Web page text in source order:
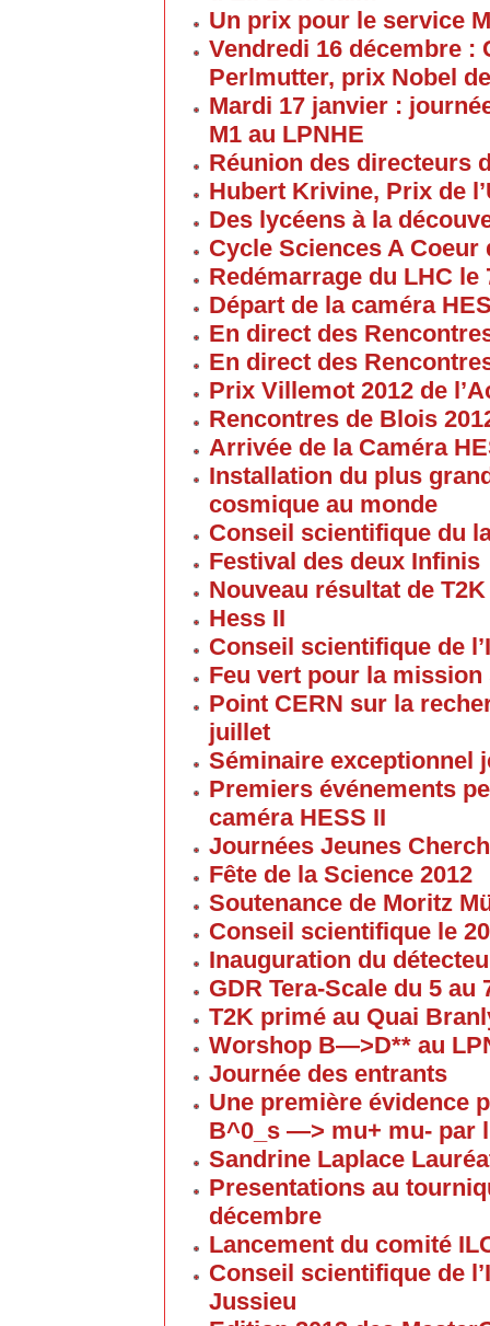
Un prix pour le service
Vendredi 16 décembre :
Perlmutter, prix Nobel
Mardi 17 janvier :
M1 au LPNHE
Réunion des directeurs
Hubert Krivine, Prix de
Des lycéens à la
Cycle Sciences A Coeur
Redémarrage du LHC le
Départ de la caméra
En direct des
En direct des
Prix Villemot 2012 de
Rencontres de Blois
Arrivée de la Caméra
Installation du plus
cosmique au monde
Conseil scientifique du
Festival des deux Infinis
Nouveau résultat de T2K
Hess II
Conseil scientifique de
Feu vert pour la
Point CERN sur la
juillet
Séminaire exceptionnel
Premiers événements
caméra HESS II
Journées Jeunes
Fête de la Science 2012
Soutenance de Moritz
Conseil scientifique le
Inauguration du
GDR Tera-Scale du 5
T2K primé au Quai
Worshop B—>D** au
Journée des entrants
Une première évidence
B^0_s —> mu+ mu- par
Sandrine Laplace
Presentations au
décembre
Lancement du comité
Conseil scientifique de
Jussieu